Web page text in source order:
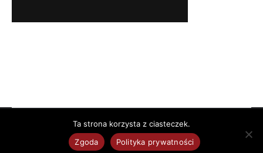
Copyright © 2026 . All rights reserved. Theme:
ThemeGrill. Powered by
Ta strona korzysta z ciasteczek.
Zgoda
Polityka prywatności